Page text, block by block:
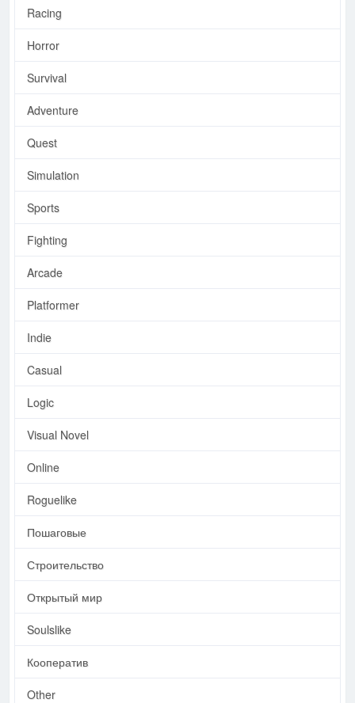
Racing
Horror
Survival
Adventure
Quest
Simulation
Sports
Fighting
Arcade
Platformer
Indie
Casual
Logic
Visual Novel
Online
Roguelike
Пошаговые
Строительство
Открытый мир
Soulslike
Кооператив
Other